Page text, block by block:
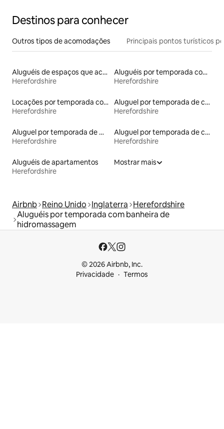
Destinos para conhecer
Outros tipos de acomodações Principais pontos turísticos
Aluguéis de espaços que aceitam animais de estimação
Herefordshire
Aluguéis por temporada com café da manhã
Herefordshire
Locações por temporada com piscina
Herefordshire
Aluguel por temporada de casebres
Herefordshire
Aluguel por temporada de microcasas
Herefordshire
Aluguel por temporada de casas de hóspedes
Herefordshire
Aluguéis de apartamentos
Herefordshire
Mostrar mais
Airbnb Reino Unido Inglaterra Herefordshire
Aluguéis por temporada com banheira de
hidromassagem
© 2026 Airbnb, Inc.
Privacidade
Termos